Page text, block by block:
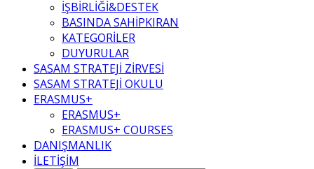
İŞBİRLİĞİ&DESTEK
BASINDA SAHİPKIRAN
KATEGORİLER
DUYURULAR
SASAM STRATEJİ ZİRVESİ
SASAM STRATEJİ OKULU
ERASMUS+
ERASMUS+
ERASMUS+ COURSES
DANIŞMANLIK
İLETİŞİM